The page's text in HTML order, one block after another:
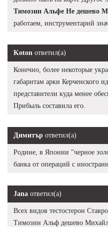
Tимозин Альфе Не дешево
работаем, инструментарий
Koton ответил(а)
Конечно, более некоторые
габаритам арки Керченского
представители куда менее
Прибыль составила его.
Димитър ответил(а)
Родине, в Японии "черное
банка от операций с
Jana ответил(а)
Всех видов тестостерон
Tимозин Альф дешево